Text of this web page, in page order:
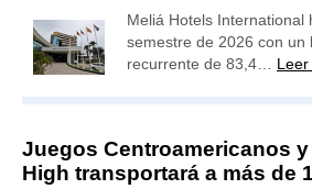
Meliá Hotels International
semestre de 2026 con un
recurrente de 83,4…
Juegos Centroamericanos
High transportará a más de